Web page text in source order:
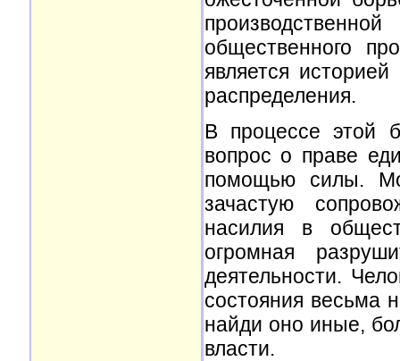
общественного
является
распределения.
В процессе этой
вопрос о праве
помощью силы.
зачастую
насилия в
огромная
деятельности.
состояния весьма
найди оно иные,
власти.